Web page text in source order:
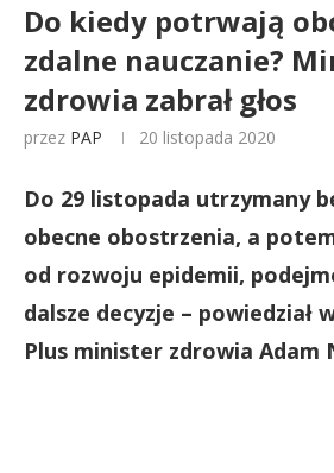
Do kiedy potrwają
zdalne nauczanie?
zdrowia zabrał głos
przez PAP 20 listopada 2020
Do 29 listopada utrzymany
obecne obostrzenia, a
od rozwoju epidemii,
dalsze decyzje – powiedział
Plus minister zdrowia Adam